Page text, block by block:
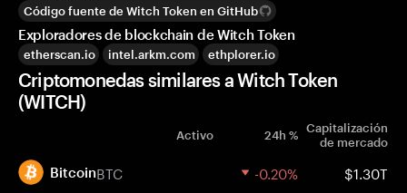
Código fuente de Witch Token en GitHub
Exploradores de blockchain de Witch Token
etherscan.io intel.arkm.com ethplorer.io
Criptomonedas similares a Witch Token
(WITCH)
Activo 24h % Capitalización
de mercado
BitcoinBTC -0.20% $1.30T